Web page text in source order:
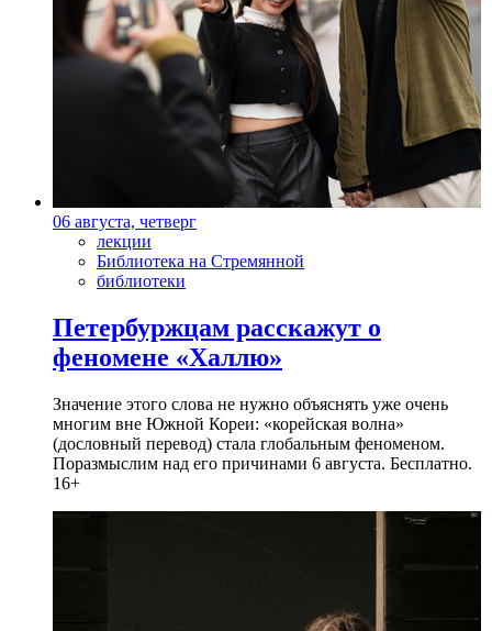
06 августа, четверг
лекции
Библиотека на Стремянной
библиотеки
Петербуржцам расскажут о
феномене «Халлю»
Значение этого слова не нужно объяснять уже очень
многим вне Южной Кореи: «корейская волна»
(дословный перевод) стала глобальным феноменом.
Поразмыслим над его причинами 6 августа. Бесплатно.
16+